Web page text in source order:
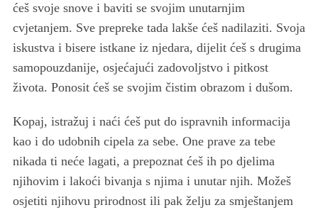
ćeš svoje snove i baviti se svojim unutarnjim
cvjetanjem. Sve prepreke tada lakše ćeš nadilaziti. Svoja
iskustva i bisere istkane iz njedara, dijelit ćeš s drugima
samopouzdanije, osjećajući zadovoljstvo i pitkost
života. Ponosit ćeš se svojim čistim obrazom i dušom.
Kopaj, istražuj i naći ćeš put do ispravnih informacija
kao i do udobnih cipela za sebe. One prave za tebe
nikada ti neće lagati, a prepoznat ćeš ih po djelima
njihovim i lakoći bivanja s njima i unutar njih. Možeš
osjetiti njihovu prirodnost ili pak želju za smještanjem